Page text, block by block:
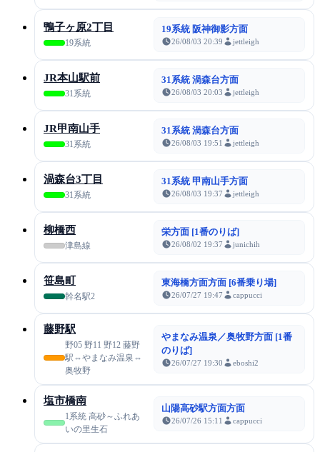
鴨子ヶ原2丁目
19系統
19系統 阪神御影方面
26/08/03 20:39 jettleigh
JR本山駅前
31系統
31系統 渦森台方面
26/08/03 20:03 jettleigh
JR甲南山手
31系統
31系統 渦森台方面
26/08/03 19:51 jettleigh
渦森台3丁目
31系統
31系統 甲南山手方面
26/08/03 19:37 jettleigh
柳橋西
津島線
栄方面 [1番のりば]
26/08/02 19:37 junichih
笹島町
幹名駅2
東海橋方面方面 [6番乗り場]
26/07/27 19:47 cappucci
藤野駅
野05 野11 野12 藤野
駅⇔やまなみ温泉⇔
奥牧野
やまなみ温泉／奥牧野方面 [1番
のりば]
26/07/27 19:30 eboshi2
塩市橋南
1系統 高砂～ふれあ
いの里生石
山陽高砂駅方面方面
26/07/26 15:11 cappucci